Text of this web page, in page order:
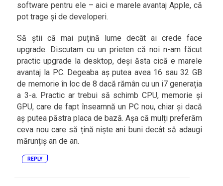
software pentru ele – aici e marele avantaj Apple, că
pot trage și de developeri.
Să știi că mai puțină lume decât ai crede face
upgrade. Discutam cu un prieten că noi n-am făcut
practic upgrade la desktop, deși ăsta cică e marele
avantaj la PC. Degeaba aș putea avea 16 sau 32 GB
de memorie în loc de 8 dacă rămân cu un i7 generația
a 3-a. Practic ar trebui să schimb CPU, memorie și
GPU, care de fapt înseamnă un PC nou, chiar și dacă
aș putea păstra placa de bază. Așa că mulți preferăm
ceva nou care să țină niște ani buni decât să adaugi
mărunțiș an de an.
REPLY